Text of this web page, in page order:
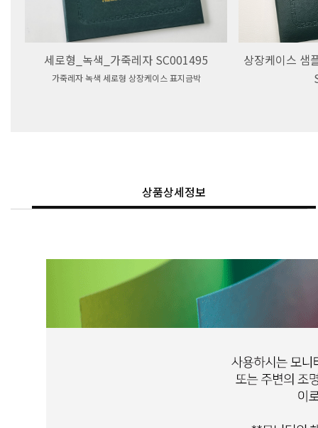
세로형_녹색_가죽레자 SC001495
가죽레자 녹색 세로형 상장케이스 표지금박
상장케이스 샘
상품상세정보